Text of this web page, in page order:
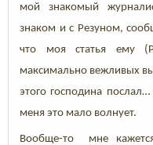
мой знакомый
знаком и с Резуном,
что моя статья ему
максимально вежливых
этого господина
меня это мало волнует.
Вообще-то мне